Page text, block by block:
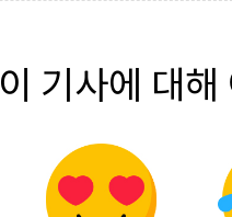
이 기사에 대